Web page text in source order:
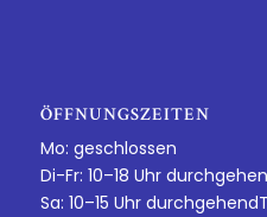
ÖFFNUNGSZEITEN
Mo: geschlossen
Di-Fr: 10–18 Uhr
Sa: 10–15 Uhr